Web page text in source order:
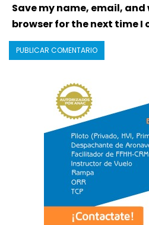
Save my name, email,
browser for the next time I